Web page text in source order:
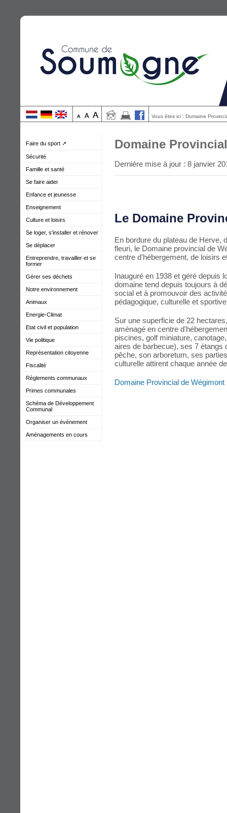
Vous êtes ici : Domaine
Faire du sport ↗
Sécurité
Famille et santé
Se faire aider
Enfance et jeunesse
Enseignement
Culture et loisirs
Se loger, s'installer et rénover
Se déplacer
Entreprendre, travailler et se
former
Gérer ses déchets
Notre environnement
Animaux
Energie-Climat
Etat civil et population
Vie politique
Représentation citoyenne
Fiscalité
Règlements communaux
Primes communales
Schéma de Développement
Communal
Organiser un événement
Aménagements en cours
Domaine
Dernière mise à jour : 8 janvier
Le Domaine
En bordure du plateau de Herve,
fleuri, le Domaine provincial de
centre d'hébergement, de loisirs
Inauguré en 1938 et géré depuis
domaine tend depuis toujours à
social et à promouvoir des
pédagogique, culturelle et
Sur une superficie de 22
aménagé en centre
piscines, golf miniature,
aires de barbecue), ses 7 étangs
pêche, son arboretum, ses
culturelle attirent chaque année
Domaine Provincial de Wégimont